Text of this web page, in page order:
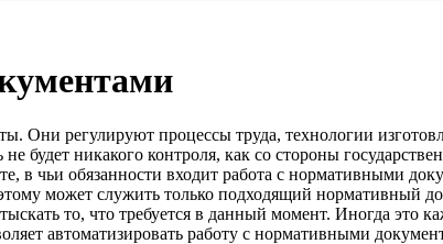
Они регулируют процессы труда, технологии
будет никакого контроля, как со стороны
в чьи обязанности входит работа с нормативными
может служить только подходящий нормативный
то, что требуется в данный момент. Иногда это
автоматизировать работу с нормативными